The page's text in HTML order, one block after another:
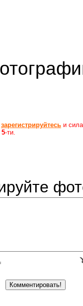
зарегистрируйтесь и
5-ти.